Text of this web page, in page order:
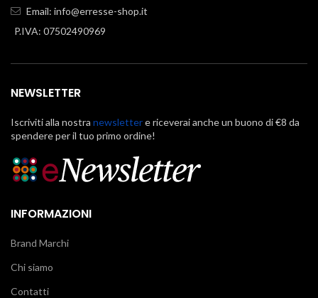
Email: info@erresse-shop.it
P.IVA: 07502490969
NEWSLETTER
Iscriviti alla nostra newslettere riceverai anche un buono di €8 da
spendere per il tuo primo ordine!
INFORMAZIONI
Brand Marchi
Chi siamo
Contatti